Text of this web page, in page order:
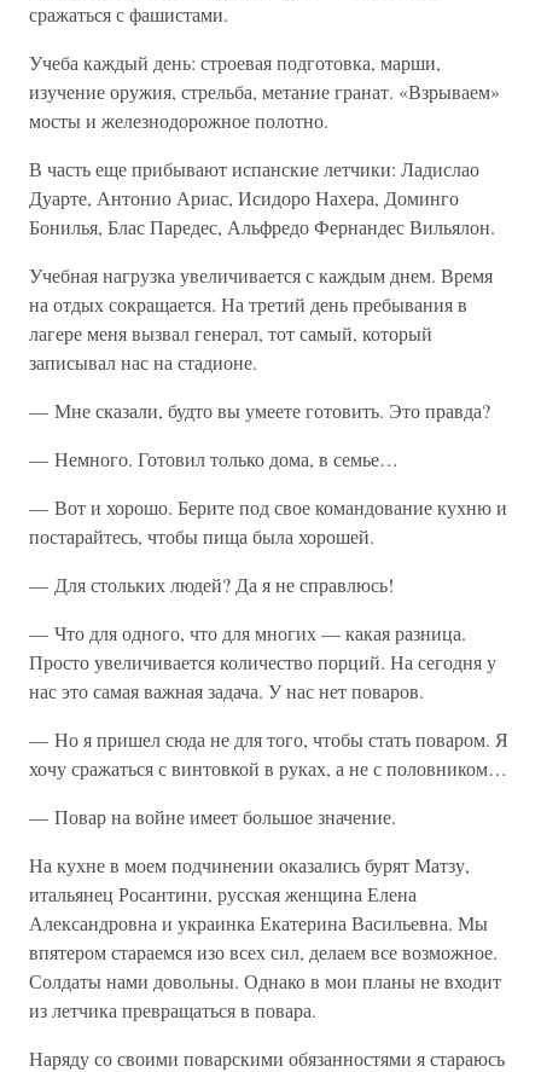
сражаться с фашистами.
Учеба каждый день: строевая подготовка, марши,
изучение оружия, стрельба, метание гранат. «Взрываем»
мосты и железнодорожное полотно.
В часть еще прибывают испанские летчики: Ладислао
Дуарте, Антонио Ариас, Исидоро Нахера, Доминго
Бонилья, Блас Паредес, Альфредо Фернандес Вильялон.
Учебная нагрузка увеличивается с каждым днем. Время
на отдых сокращается. На третий день пребывания в
лагере меня вызвал генерал, тот самый, который
записывал нас на стадионе.
— Мне сказали, будто вы умеете готовить. Это правда?
— Немного. Готовил только дома, в семье…
— Вот и хорошо. Берите под свое командование кухню и
постарайтесь, чтобы пища была хорошей.
— Для стольких людей? Да я не справлюсь!
— Что для одного, что для многих — какая разница.
Просто увеличивается количество порций. На сегодня у
нас это самая важная задача. У нас нет поваров.
— Но я пришел сюда не для того, чтобы стать поваром. Я
хочу сражаться с винтовкой в руках, а не с половником…
— Повар на войне имеет большое значение.
На кухне в моем подчинении оказались бурят Матзу,
итальянец Росантини, русская женщина Елена
Александровна и украинка Екатерина Васильевна. Мы
впятером стараемся изо всех сил, делаем все возможное.
Солдаты нами довольны. Однако в мои планы не входит
из летчика превращаться в повара.
Наряду со своими поварскими обязанностями я стараюсь